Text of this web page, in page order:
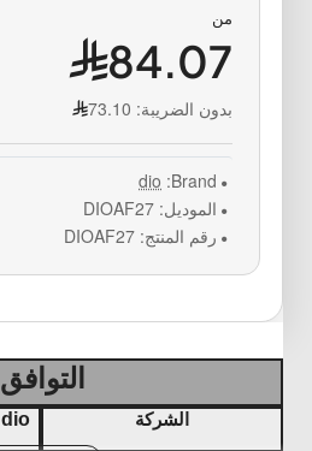
من
84.07
بدون الضريبة: 73.10
Brand:
dio
الموديل: DIOAF27
رقم المنتج: DIOAF27
التوافق
الشركة dio